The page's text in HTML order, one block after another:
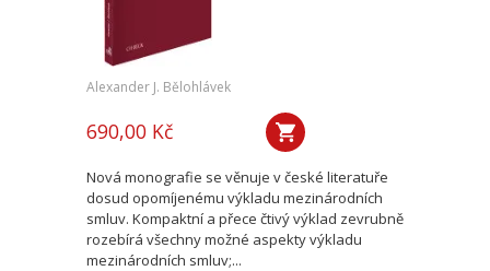
Alexander J. Bělohlávek
690,00 Kč
Nová monografie se věnuje v české literatuře
dosud opomíjenému výkladu mezinárodních
smluv. Kompaktní a přece čtivý výklad zevrubně
rozebírá všechny možné aspekty výkladu
mezinárodních smluv;...